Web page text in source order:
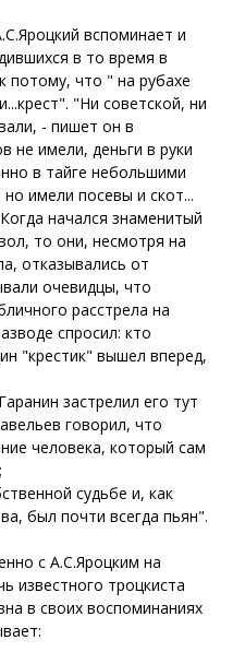
вспоминает и
в то время в
потому, что " на рубахе
"Ни советской, ни
- пишет он в
не имели, деньги в руки
в тайге небольшими
имели посевы и скот...
начался знаменитый
то они, несмотря на
отказывались от
очевидцы, что
расстрела на
спросил: кто
"крестик" вышел вперед,
застрелил его тут
говорил, что
человека, который сам
судьбе и, как
был почти всегда пьян".
с А.С.Яроцким на
известного троцкиста
в своих воспоминаниях